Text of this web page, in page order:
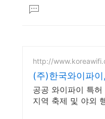
댓
글
http://
(주)한국와이파이
기업 전문설치
공공 와이파이 특허
지역 축제 및 야외